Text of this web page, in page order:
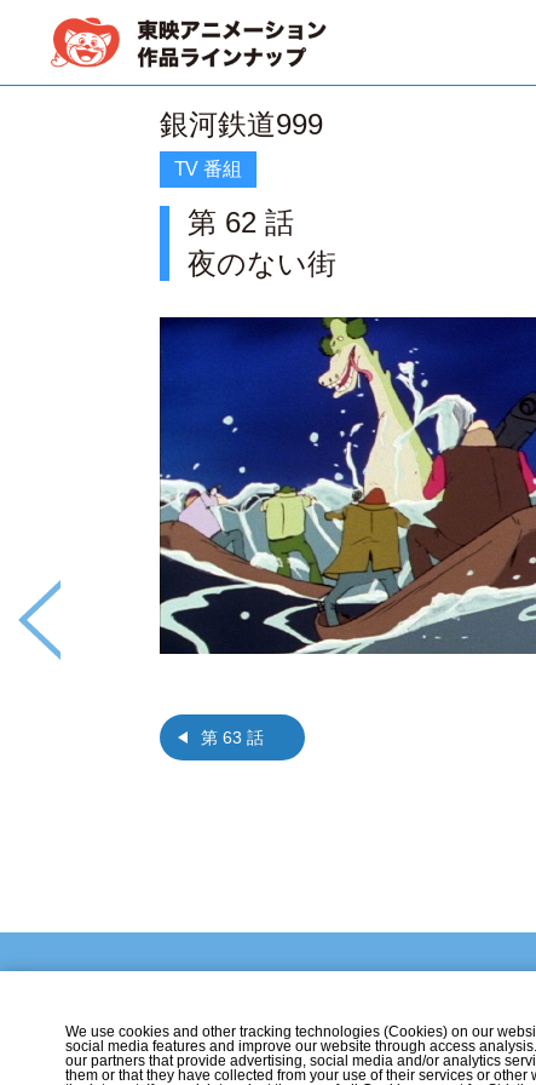
銀河鉄道999
TV 番組
第 62 話
夜のない街
第 63 話
We use cookies and other tracking technologies (Cookies) on our
social media features and improve our website through access
our partners that provide advertising, social media and/or analytics
them or that they have collected from your use of their services or